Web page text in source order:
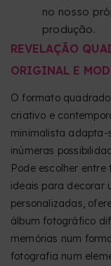
no nosso
produção.
REVELAÇÃO
ORIGINAL E
O formato
criativo e
minimalista adapta-
inúmeras
Pode escolher entre
ideais para decorar
personalizadas,
álbum fotográfico
memórias num
fotografia num